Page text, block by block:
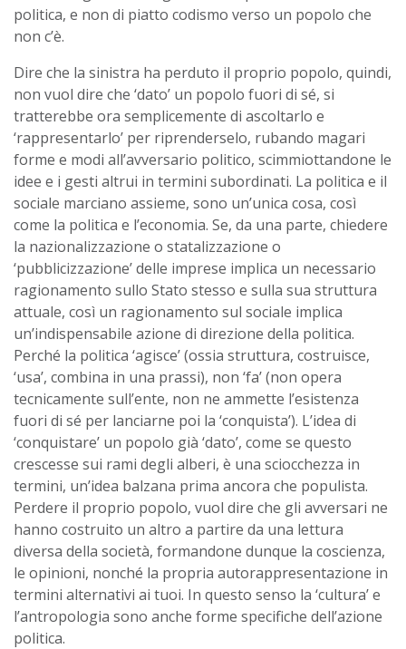
politica, e non di piatto codismo verso un popolo che
non c’è.
Dire che la sinistra ha perduto il proprio popolo, quindi,
non vuol dire che ‘dato’ un popolo fuori di sé, si
tratterebbe ora semplicemente di ascoltarlo e
‘rappresentarlo’ per riprenderselo, rubando magari
forme e modi all’avversario politico, scimmiottandone le
idee e i gesti altrui in termini subordinati. La politica e il
sociale marciano assieme, sono un’unica cosa, così
come la politica e l’economia. Se, da una parte, chiedere
la nazionalizzazione o statalizzazione o
‘pubblicizzazione’ delle imprese implica un necessario
ragionamento sullo Stato stesso e sulla sua struttura
attuale, così un ragionamento sul sociale implica
un’indispensabile azione di direzione della politica.
Perché la politica ‘agisce’ (ossia struttura, costruisce,
‘usa’, combina in una prassi), non ‘fa’ (non opera
tecnicamente sull’ente, non ne ammette l’esistenza
fuori di sé per lanciarne poi la ‘conquista’). L’idea di
‘conquistare’ un popolo già ‘dato’, come se questo
crescesse sui rami degli alberi, è una sciocchezza in
termini, un’idea balzana prima ancora che populista.
Perdere il proprio popolo, vuol dire che gli avversari ne
hanno costruito un altro a partire da una lettura
diversa della società, formandone dunque la coscienza,
le opinioni, nonché la propria autorappresentazione in
termini alternativi ai tuoi. In questo senso la ‘cultura’ e
l’antropologia sono anche forme specifiche dell’azione
politica.